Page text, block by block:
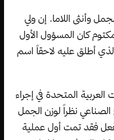
وأنثى اللاما. إن ولي
كان المسؤول الأول
أطلق عليه لاحقاً اسم
العربية المتحدة في إجراء
الصناعي نظراً لوزن الجمل
فقد تمت أول عملية